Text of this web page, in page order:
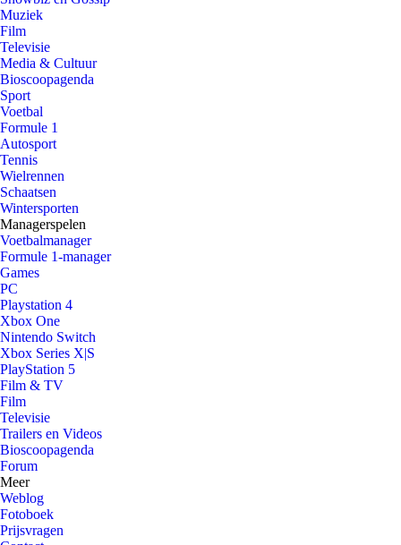
Muziek
Film
Televisie
Media & Cultuur
Bioscoopagenda
Sport
Voetbal
Formule 1
Autosport
Tennis
Wielrennen
Schaatsen
Wintersporten
Managerspelen
Voetbalmanager
Formule 1-manager
Games
PC
Playstation 4
Xbox One
Nintendo Switch
Xbox Series X|S
PlayStation 5
Film & TV
Film
Televisie
Trailers en Videos
Bioscoopagenda
Forum
Meer
Weblog
Fotoboek
Prijsvragen